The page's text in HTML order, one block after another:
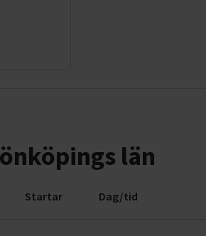
län
Startar Dag/tid